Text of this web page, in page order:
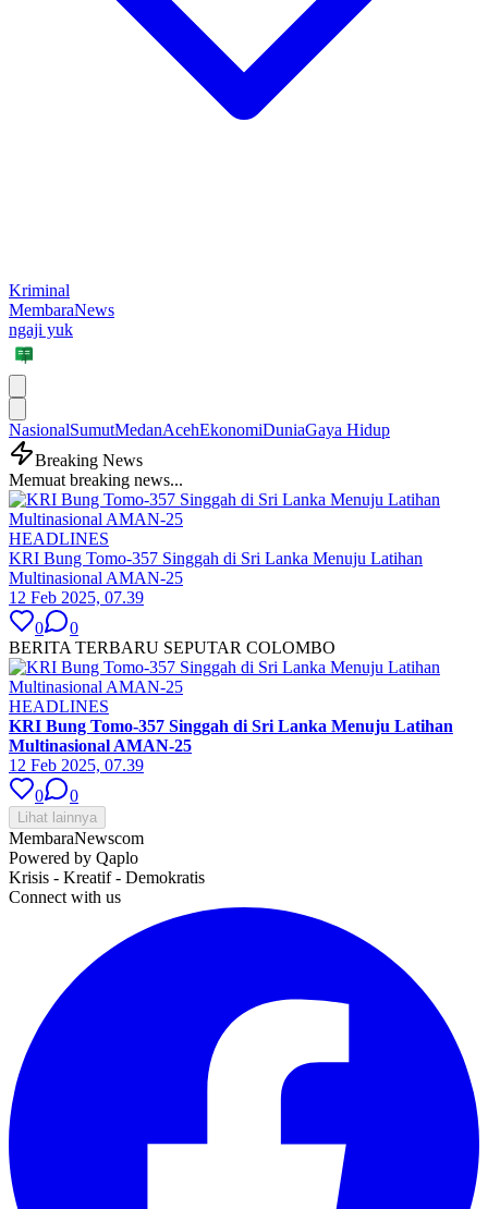
Kriminal
MembaraNews
ngaji yuk
NasionalSumutMedanAcehEkonomiDuniaGaya Hidup
Breaking News
Memuat breaking news...
HEADLINES
KRI Bung Tomo-357 Singgah di Sri Lanka Menuju Latihan
Multinasional AMAN-25
12 Feb 2025, 07.39
0
0
BERITA TERBARU SEPUTAR COLOMBO
HEADLINES
KRI Bung Tomo-357 Singgah di Sri Lanka Menuju Latihan
Multinasional AMAN-25
12 Feb 2025, 07.39
0
0
Lihat lainnya
MembaraNewscom
Powered by Qaplo
Krisis - Kreatif - Demokratis
Connect with us